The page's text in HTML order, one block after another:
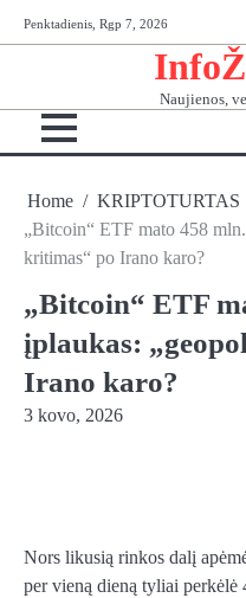
to
Penktadienis, Rgp 7, 2026
Naujienos,
Home
KRIPTOTURTAS
„Bitcoin“ ETF mato 458
kritimas“ po Irano karo?
„Bitcoin“ ETF
įplaukas:
Irano karo?
3 kovo, 2026
Nors likusią rinkos dalį
per vieną dieną tyliai